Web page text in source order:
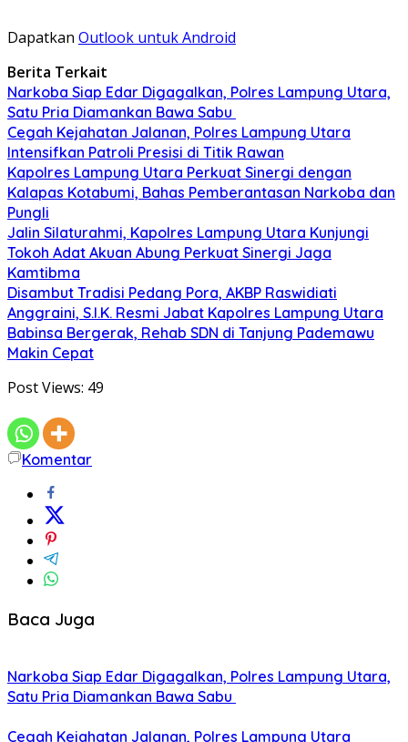
Dapatkan Outlook untuk Android
Berita Terkait
Narkoba Siap Edar Digagalkan, Polres Lampung Utara,
Satu Pria Diamankan Bawa Sabu
Cegah Kejahatan Jalanan, Polres Lampung Utara
Intensifkan Patroli Presisi di Titik Rawan
Kapolres Lampung Utara Perkuat Sinergi dengan
Kalapas Kotabumi, Bahas Pemberantasan Narkoba dan
Pungli
Jalin Silaturahmi, Kapolres Lampung Utara Kunjungi
Tokoh Adat Akuan Abung Perkuat Sinergi Jaga
Kamtibma
Disambut Tradisi Pedang Pora, AKBP Raswidiati
Anggraini, S.I.K. Resmi Jabat Kapolres Lampung Utara
Babinsa Bergerak, Rehab SDN di Tanjung Pademawu
Makin Cepat
Post Views: 49
Komentar
Baca Juga
Narkoba Siap Edar Digagalkan, Polres Lampung Utara,
Satu Pria Diamankan Bawa Sabu
Cegah Kejahatan Jalanan, Polres Lampung Utara